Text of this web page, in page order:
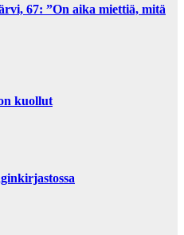
67: ”On aika miettiä, mitä
kuollut